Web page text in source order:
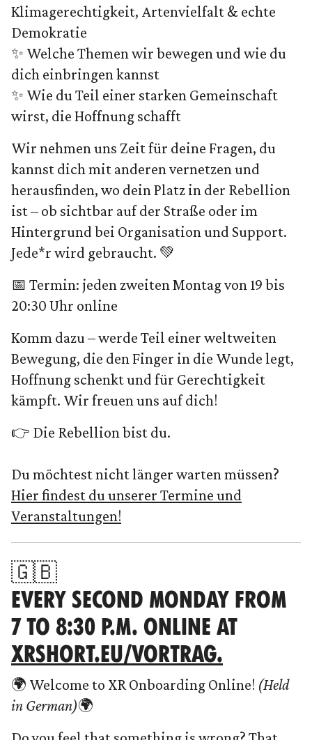
Klimagerechtigkeit, Artenvielfalt & echte
Demokratie
✨ Welche Themen wir bewegen und wie du
dich einbringen kannst
✨ Wie du Teil einer starken Gemeinschaft
wirst, die Hoffnung schafft
Wir nehmen uns Zeit für deine Fragen, du
kannst dich mit anderen vernetzen und
herausfinden, wo dein Platz in der Rebellion
ist – ob sichtbar auf der Straße oder im
Hintergrund bei Organisation und Support.
Jede*r wird gebraucht. 💚
📅 Termin: jeden zweiten Montag von 19 bis
20:30 Uhr online
Komm dazu – werde Teil einer weltweiten
Bewegung, die den Finger in die Wunde legt,
Hoffnung schenkt und für Gerechtigkeit
kämpft. Wir freuen uns auf dich!
👉 Die Rebellion bist du.
Du möchtest nicht länger warten müssen?
Hier findest du unserer Termine und
Veranstaltungen!
🇬🇧
EVERY SECOND MONDAY FROM
7 TO 8:30 P.M. ONLINE AT
XRSHORT.EU/VORTRAG.
🌍 Welcome to XR Onboarding Online! (Held
in German)🌍